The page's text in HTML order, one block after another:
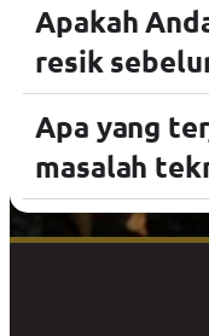
Apakah
resik
Apa yang
masalah